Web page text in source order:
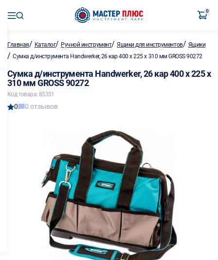
0
Главная/ Каталог/ Ручной инструмент/Ящики для инструментов/ Ящики
/ Сумка д/инструмента Handwerker, 26 кар 400 х 225 х 310 мм GROSS 90272
Сумка д/инструмента Handwerker, 26 кар 400 х 225 х
310 мм GROSS 90272
Код товара: 85351
0 0 отзывов